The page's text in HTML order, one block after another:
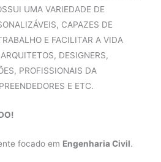
UMA VARIEDADE DE
CAPAZES DE
E FACILITAR A VIDA
DESIGNERS,
PROFISSIONAIS DA
E ETC.
focado em Engenharia Civil.